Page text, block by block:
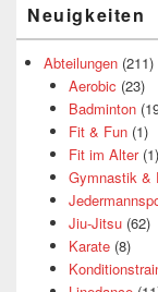
Neuigkeiten
Abteilungen (211)
Aerobic (23)
Badminton
Fit & Fun(1)
Fit im Alter(1)
Gymnastik &
Jiu-Jitsu(62)
Karate(8)